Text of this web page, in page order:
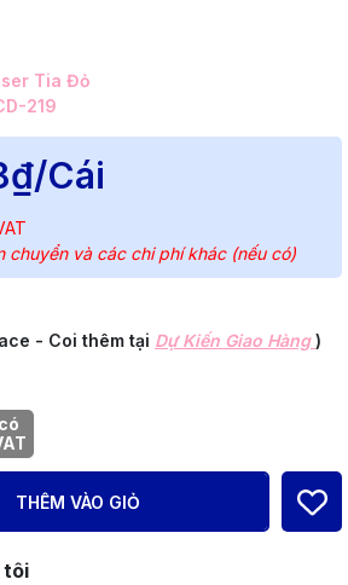
Tia Đỏ
219
/Cái
chuyển và các chi phí khác (nếu có)
- Coi thêm tại Dự Kiến Giao Hàng)
có
THÊM VÀO GIỎ
tôi